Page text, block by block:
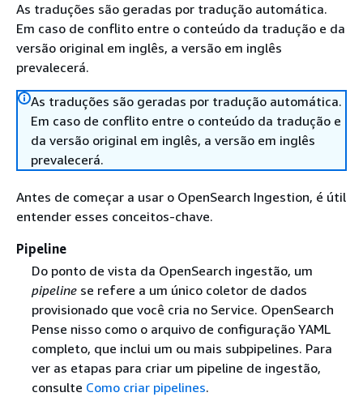
As traduções são geradas por tradução automática.
Em caso de conflito entre o conteúdo da tradução e da
versão original em inglês, a versão em inglês
prevalecerá.
As traduções são geradas por tradução automática.
Em caso de conflito entre o conteúdo da tradução e
da versão original em inglês, a versão em inglês
prevalecerá.
Antes de começar a usar o OpenSearch Ingestion, é útil
entender esses conceitos-chave.
Pipeline
Do ponto de vista da OpenSearch ingestão, um
pipelinese refere a um único coletor de dados
provisionado que você cria no Service. OpenSearch
Pense nisso como o arquivo de configuração YAML
completo, que inclui um ou mais subpipelines. Para
ver as etapas para criar um pipeline de ingestão,
consulte Como criar pipelines.